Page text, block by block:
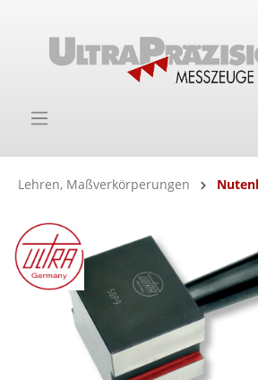
Lehren, Maßverkörperungen
Bildergalerie überspringen